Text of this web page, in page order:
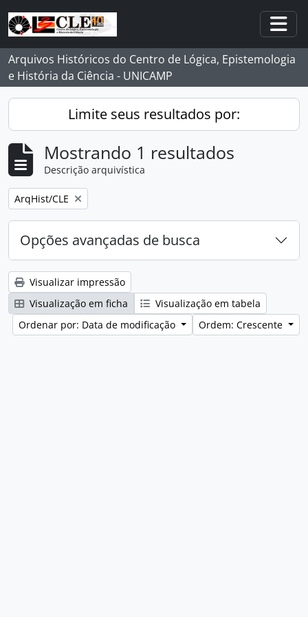
Skip to main content
Arquivos Históricos do Centro de Lógica, Epistemologia
e História da Ciência - UNICAMP
Limite seus resultados por:
Mostrando 1 resultados
Descrição arquivística
Remover filtro:
ArqHist/CLE
Opções avançadas de busca
Visualizar impressão
Visualização em ficha
Visualização em tabela
Ordenar por: Data de modificação
Ordem: Crescente